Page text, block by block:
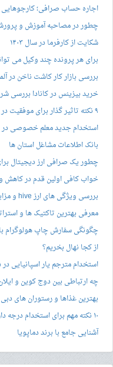
اجاره حساب صرافی؛ کارجوهایی
چطور در مصاحبه‌ آموزش و
شکایت از کارفرما در سال ۱۴۰۳
برای هر پرونده چند وکیل می
بررسی بازار کار کاشت ناخن در
خرید بیزینس در کانادا بررسی
۹ نکته تاثیر گذار برای موفقیت در مصاحبه کاری آنلاین
استخدام جدید معلم خصوصی در
بانک اطلاعات مشاغل استان ها
چطور یک صرافی ارز دیجیتال
خواب کافی اولین قدم در کاهش
بررسی ویژگی های ارز hive و مزایا و معایب آن
معرفی بهترین تاکتیک ها و
چگونگی سفارش چاپ هولوگرام
از کجا نهال بخریم؟
استخدام مترجم یار اسپانیایی در
چه ارتباطی بین دوج کوین و
بهترین غذاها و رستوران های دبی
۱۰ نکته مهم برای استخدام درجه داری نیروی انتظامی
آشنایی جامع با برند دماپویا